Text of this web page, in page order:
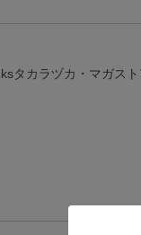
タカラヅカ・マガス